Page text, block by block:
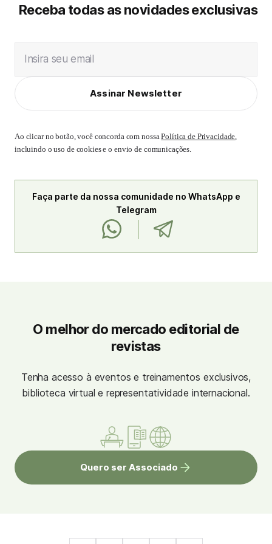
Receba todas as novidades exclusivas
Insira seu email
Assinar Newsletter
Ao clicar no botão, você concorda com nossaPolítica de Privacidade,
incluindo o uso de cookies e o envio de comunicações.
Faça parte da nossa comunidade no WhatsApp e
Telegram
O melhor do mercado editorial de
revistas
Tenha acesso à eventos e treinamentos exclusivos,
biblioteca virtual e representatividade internacional.
Quero ser Associado